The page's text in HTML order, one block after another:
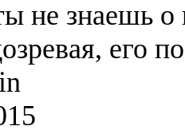
не знаешь
его